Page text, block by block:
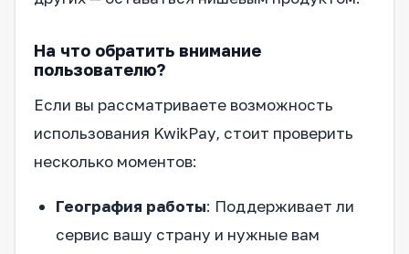
На что обратить внимание
пользователю?
Если вы рассматриваете возможность
использования KwikPay, стоит проверить
несколько моментов:
География работы: Поддерживает ли
сервис вашу страну и нужные вам